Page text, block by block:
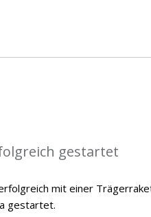
gestartet
mit einer
gestartet.